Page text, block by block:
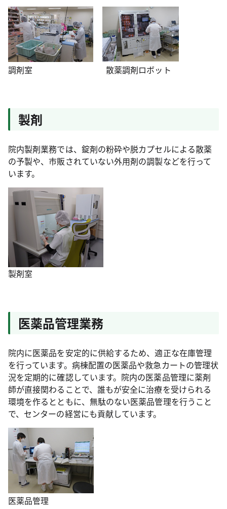
調剤室 散薬調剤ロボット
製剤
院内製剤業務では、錠剤の粉砕や脱カプセルによる散薬
の予製や、市販されていない外用剤の調製などを行って
います。
製剤室
医薬品管理業務
院内に医薬品を安定的に供給するため、適正な在庫管理
を行っています。病棟配置の医薬品や救急カートの管理状
況を定期的に確認しています。院内の医薬品管理に薬剤
師が直接関わることで、誰もが安全に治療を受けられる
環境を作るとともに、無駄のない医薬品管理を行うこと
で、センターの経営にも貢献しています。
医薬品管理